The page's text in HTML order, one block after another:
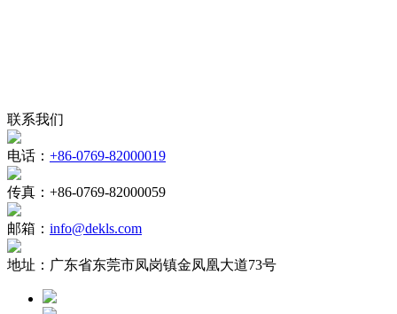
联系我们
电话： +86-0769-82000019
传真： +86-0769-82000059
邮箱： info@dekls.com
地址： 广东省东莞市凤岗镇金凤凰大道73号